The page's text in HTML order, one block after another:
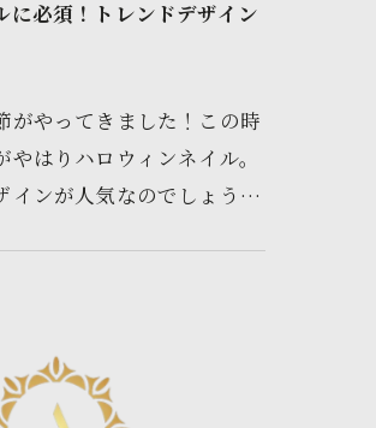
に必須！トレンドデザイン
がやってきました！この時
はりハロウィンネイル。
インが人気なのでしょう